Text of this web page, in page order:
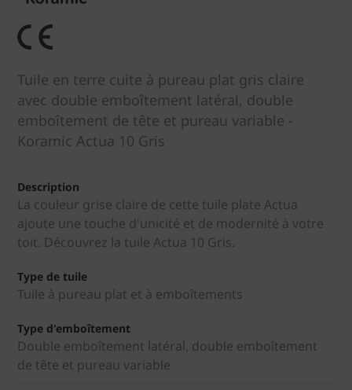
Tuile en terre cuite à pureau plat gris claire
avec double emboîtement latéral, double
emboîtement de tête et pureau variable -
Koramic Actua 10 Gris
Description
La couleur grise claire de cette tuile plate Actua
ajoute une touche d'unicité et de modernité à votre
toit. Découvrez la tuile Actua 10 Gris.
Type de tuile
Tuile à pureau plat et à emboîtements
Type d'emboîtement
Double emboîtement latéral, double emboîtement
de tête et pureau variable